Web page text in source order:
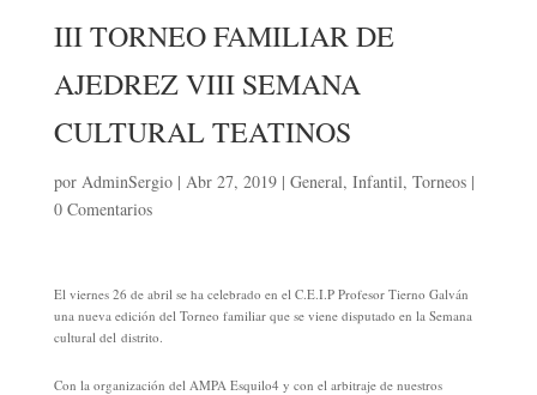
III TORNEO FAMILIAR DE
AJEDREZ VIII SEMANA
CULTURAL TEATINOS
por AdminSergio| Abr 27, 2019| General, Infantil, Torneos|
0 Comentarios
El viernes 26 de abril se ha celebrado en el C.E.I.P Profesor Tierno Galván
una nueva edición del Torneo familiar que se viene disputado en la Semana
cultural del distrito.
Con la organización del AMPA Esquilo4 y con el arbitraje de nuestros